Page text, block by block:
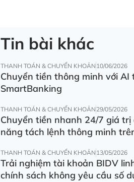
Tin bài khác
THANH TOÁN & CHUYỂN KHOẢN 10/06/2026
Chuyển tiền thông minh với AI
SmartBanking
THANH TOÁN & CHUYỂN KHOẢN 29/05/2026
Chuyển tiền nhanh 24/7 giá trị
năng tách lệnh thông minh
THANH TOÁN & CHUYỂN KHOẢN 13/05/2026
Trải nghiệm tài khoản BIDV
chính sách không yêu cầu số